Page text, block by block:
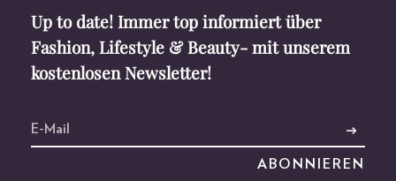
Up to date! Immer top informiert über
Fashion, Lifestyle & Beauty- mit unserem
kostenlosen Newsletter!